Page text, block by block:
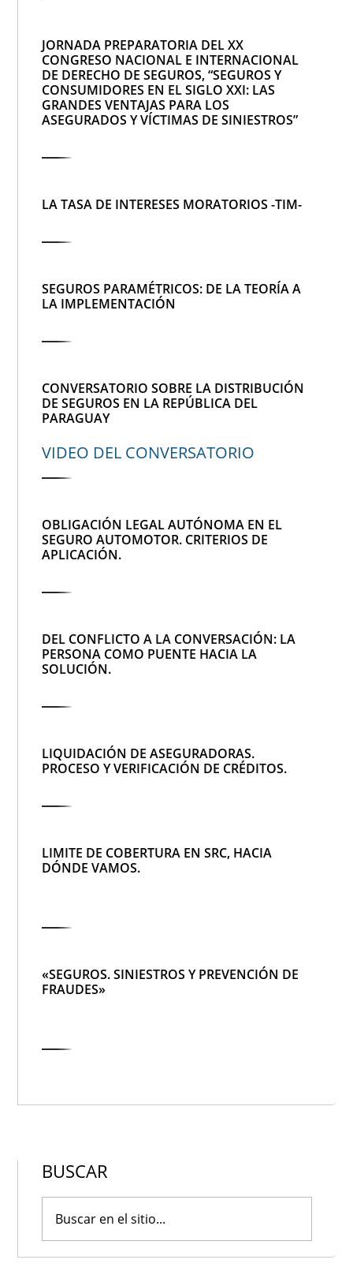
JORNADA PREPARATORIA DEL XX
CONGRESO NACIONAL E INTERNACIONAL
DE DERECHO DE SEGUROS, “SEGUROS Y
CONSUMIDORES EN EL SIGLO XXI: LAS
GRANDES VENTAJAS PARA LOS
ASEGURADOS Y VÍCTIMAS DE SINIESTROS”
LA TASA DE INTERESES MORATORIOS -TIM-
SEGUROS PARAMÉTRICOS: DE LA TEORÍA A
LA IMPLEMENTACIÓN
CONVERSATORIO SOBRE LA DISTRIBUCIÓN
DE SEGUROS EN LA REPÚBLICA DEL
PARAGUAY
VIDEO DEL CONVERSATORIO
OBLIGACIÓN LEGAL AUTÓNOMA EN EL
SEGURO AUTOMOTOR. CRITERIOS DE
APLICACIÓN.
DEL CONFLICTO A LA CONVERSACIÓN: LA
PERSONA COMO PUENTE HACIA LA
SOLUCIÓN.
LIQUIDACIÓN DE ASEGURADORAS.
PROCESO Y VERIFICACIÓN DE CRÉDITOS.
LIMITE DE COBERTURA EN SRC, HACIA
DÓNDE VAMOS.
«SEGUROS. SINIESTROS Y PREVENCIÓN DE
FRAUDES»
BUSCAR